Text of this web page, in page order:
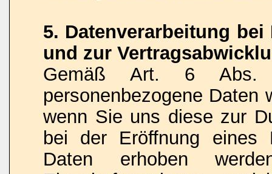
5. Datenverarbeitung
und zur
Gemäß Art. 6
personenbezogene Daten
wenn Sie uns diese zur
bei der Eröffnung eines
Daten erhoben